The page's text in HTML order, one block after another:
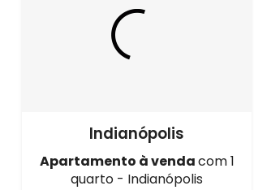
Indianópolis
Apartamento à vendacom 1
quarto - Indianópolis